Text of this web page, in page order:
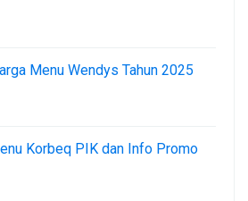
Menu Wendys Tahun 2025
Korbeq PIK dan Info Promo